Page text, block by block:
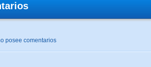
posee comentarios